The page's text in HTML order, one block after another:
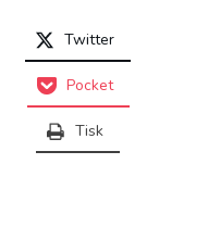
Twitter
Pocket
Tisk